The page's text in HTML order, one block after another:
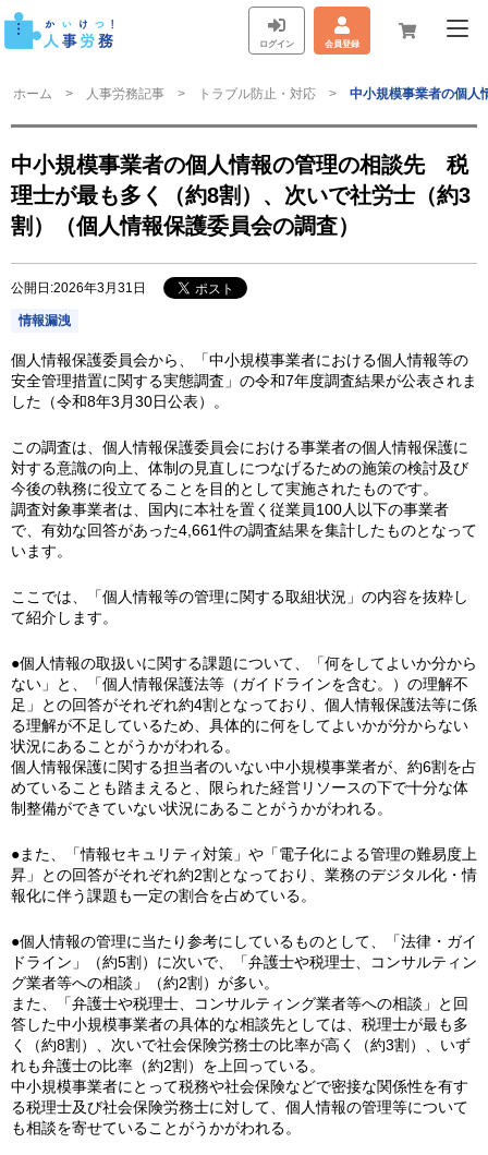
ログイン 会員登録
ホーム 人事労務記事 トラブル防止・対応 中小規模事業者の個人
中小規模事業者の個人情報の管理の相談先 税
理士が最も多く（約8割）、次いで社労士（約3
割）（個人情報保護委員会の調査）
公開日:2026年3月31日
情報漏洩
個人情報保護委員会から、「中小規模事業者における個人情報等の
安全管理措置に関する実態調査」の令和7年度調査結果が公表されま
した（令和8年3月30日公表）。
この調査は、個人情報保護委員会における事業者の個人情報保護に
対する意識の向上、体制の見直しにつなげるための施策の検討及び
今後の執務に役立てることを目的として実施されたものです。
調査対象事業者は、国内に本社を置く従業員100人以下の事業者
で、有効な回答があった4,661件の調査結果を集計したものとなって
います。
ここでは、「個人情報等の管理に関する取組状況」の内容を抜粋し
て紹介します。
●個人情報の取扱いに関する課題について、「何をしてよいか分から
ない」と、「個人情報保護法等（ガイドラインを含む。）の理解不
足」との回答がそれぞれ約4割となっており、個人情報保護法等に係
る理解が不足しているため、具体的に何をしてよいかが分からない
状況にあることがうかがわれる。
個人情報保護に関する担当者のいない中小規模事業者が、約6割を占
めていることも踏まえると、限られた経営リソースの下で十分な体
制整備ができていない状況にあることがうかがわれる。
●また、「情報セキュリティ対策」や「電子化による管理の難易度上
昇」との回答がそれぞれ約2割となっており、業務のデジタル化・情
報化に伴う課題も一定の割合を占めている。
●個人情報の管理に当たり参考にしているものとして、「法律・ガイ
ドライン」（約5割）に次いで、「弁護士や税理士、コンサルティン
グ業者等への相談」（約2割）が多い。
また、「弁護士や税理士、コンサルティング業者等への相談」と回
答した中小規模事業者の具体的な相談先としては、税理士が最も多
く（約8割）、次いで社会保険労務士の比率が高く（約3割）、いず
れも弁護士の比率（約2割）を上回っている。
中小規模事業者にとって税務や社会保険などで密接な関係性を有す
る税理士及び社会保険労務士に対して、個人情報の管理等について
も相談を寄せていることがうかがわれる。